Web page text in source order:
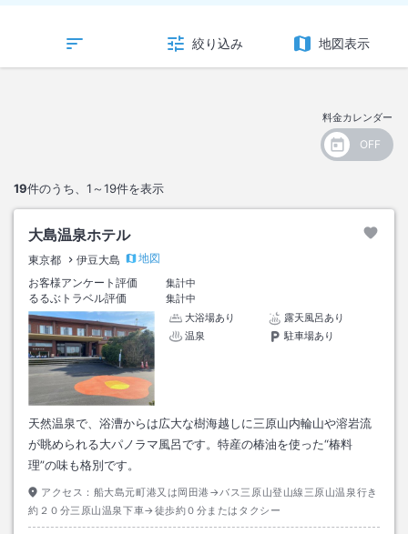
絞り込み 地図表示
料金カレンダー
19件のうち、 1～19件を表示
大島温泉ホテル
東京都 伊豆大島
地図
お客様アンケート評価
集計中
るるぶトラベル評価
集計中
大浴場あり
露天風呂あり
温泉
駐車場あり
天然温泉で、浴漕からは広大な樹海越しに三原山内輪山や溶岩流
が眺められる大パノラマ風呂です。特産の椿油を使った“椿料
理”の味も格別です。
アクセス： 船大島元町港又は岡田港→バス三原山登山線三原山温泉行き
約２０分三原山温泉下車→徒歩約０分またはタクシー